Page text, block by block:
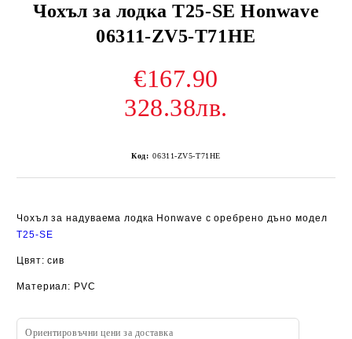
Чохъл за лодка T25-SE Honwave
06311-ZV5-T71HE
€167.90
328.38лв.
Код: 06311-ZV5-T71HE
Чохъл за надуваема лодка Honwave с оребрено дъно модел
T25-SE
Цвят: сив
Материал: PVC
Ориентировъчни цени за доставка